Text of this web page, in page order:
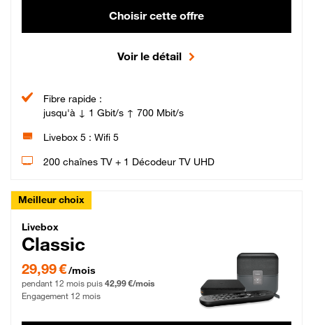
Choisir cette offre
Voir le détail
Fibre rapide :
jusqu'à ↓ 1 Gbit/s ↑ 700 Mbit/s
Livebox 5 : Wifi 5
200 chaînes TV + 1 Décodeur TV UHD
Meilleur choix
Livebox Classic Fibre
Livebox
Classic
29,99 € par mois pendant 12 mois puis 42,99 € par mois, Engagement 12 mois
29,99 €/mois
pendant 12 mois puis 42,99 €/mois
Engagement 12 mois